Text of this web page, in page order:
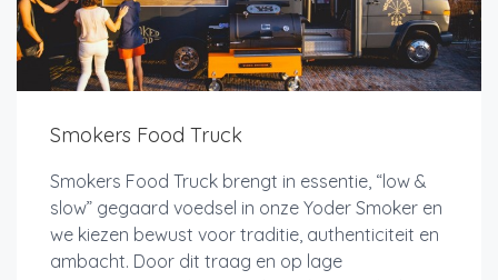
Smokers Food Truck
Smokers Food Truck brengt in essentie, “low &
slow” gegaard voedsel in onze Yoder Smoker en
we kiezen bewust voor traditie, authenticiteit en
ambacht. Door dit traag en op lage